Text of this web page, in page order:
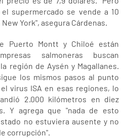
supermercado se vende a 10
York", asegura Cárdenas.
Puerto Montt y Chiloé están
salmoneras buscan
región de Aysén y Magallanes.
los mismos pasos al punto
virus ISA en esas regiones, lo
2.000 kilómetros en diez
Y agrega que "nada de esto
no estuviera ausente y no
corrupción".